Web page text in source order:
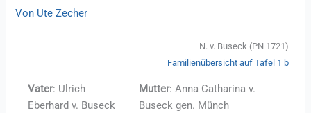
Von Ute Zecher
N. v. Buseck (PN 1721)
Familienübersicht auf Tafel 1 b
Vater: Ulrich
Eberhard v. Buseck
Mutter: Anna Catharina v.
Buseck gen. Münch